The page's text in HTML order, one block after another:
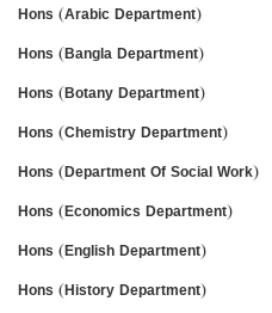
Hons (Arabic Department)
Hons (Bangla Department)
Hons (Botany Department)
Hons (Chemistry Department)
Hons (Department Of Social Work)
Hons (Economics Department)
Hons (English Department)
Hons (History Department)